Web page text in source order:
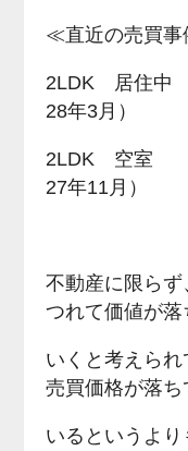
≪直近の売買
2LDK 居住中
28年3月）
2LDK 空室
27年11月）
不動産に限ら
つれて価値が落
いくと考えら
売買価格が落ち
いるというよ